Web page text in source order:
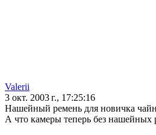
Valerii
3 окт. 2003 г., 17:25:16
Нашейный ремень для новичка
А что камеры теперь без нашейных